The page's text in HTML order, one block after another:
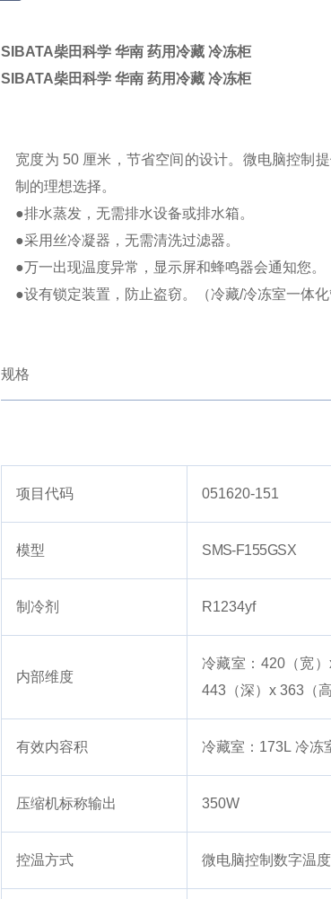
SIBATA柴田科学 华南 药用冷藏 冷冻柜
SIBATA柴田科学 华南 药用冷藏 冷冻柜
宽度为 50 厘米，节省空间的设计。 微电脑控制
制的理想选择。
●排水蒸发，无需排水设备或排水箱。
●采用丝冷凝器，无需清洗过滤器。
●万一出现温度异常，显示屏和蜂鸣器会通知您。
●设有锁定装置，防止盗窃。
（冷藏/冷冻室一体化
规格
项目代码 051620-151
模型 SMS-F155GSX
制冷剂 R1234yf
内部维度
冷藏室：420（宽
443（深）x 363（
有效内容积 冷藏室：173L 冷冻
压缩机标称输出 350W
控温方式 微电脑控制数字温